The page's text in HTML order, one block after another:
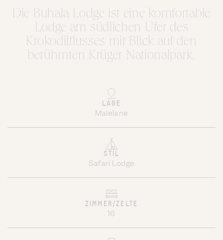
Die Buhala Lodge ist eine komfortable
Lodge am südlichen Ufer des
Krokodilflusses mit Blick auf den
berühmten Krüger Nationalpark.
LAGE
Malelane
STIL
Safari Lodge
ZIMMER/ZELTE
16